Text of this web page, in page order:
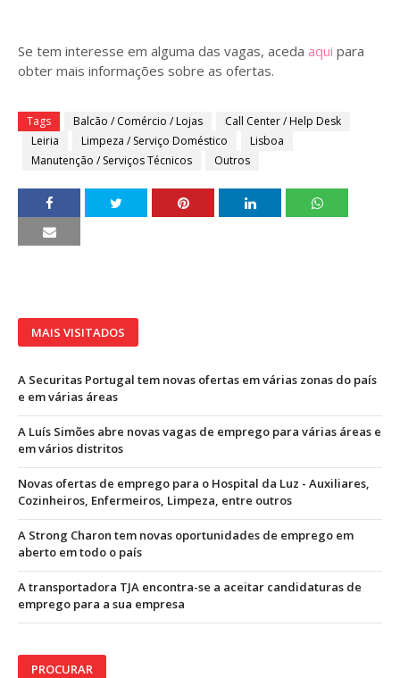
Se tem interesse em alguma das vagas, aceda aqui para
obter mais informações sobre as ofertas.
Tags Balcão / Comércio / Lojas
Call Center / Help Desk
Leiria
Limpeza / Serviço Doméstico
Lisboa
Manutenção / Serviços Técnicos
Outros
MAIS VISITADOS
A Securitas Portugal tem novas ofertas em várias zonas do país
e em várias áreas
A Luís Simões abre novas vagas de emprego para várias áreas e
em vários distritos
Novas ofertas de emprego para o Hospital da Luz - Auxiliares,
Cozinheiros, Enfermeiros, Limpeza, entre outros
A Strong Charon tem novas oportunidades de emprego em
aberto em todo o país
A transportadora TJA encontra-se a aceitar candidaturas de
emprego para a sua empresa
PROCURAR